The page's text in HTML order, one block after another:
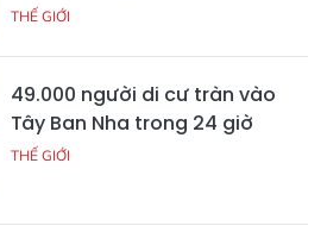
THẾ GIỚI
49.000 người di cư tràn vào
Tây Ban Nha trong 24 giờ
THẾ GIỚI